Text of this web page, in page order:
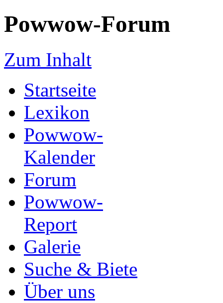
Powwow-Forum
Zum Inhalt
Startseite
Lexikon
Powwow-
Kalender
Forum
Powwow-
Report
Galerie
Suche & Biete
Über uns